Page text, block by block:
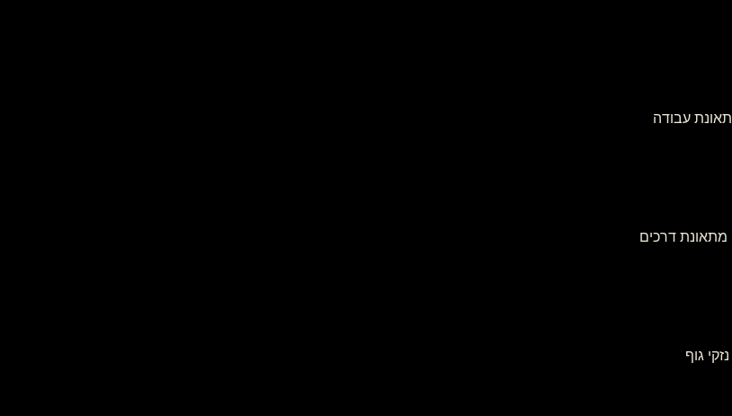
תאונת עבודה
מתאונת דרכים
גוף